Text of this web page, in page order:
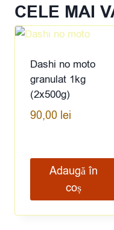
CELE MAI
Dashi no moto
granulat 1kg
(2x500g)
90,00 lei
Adaugă în
coș